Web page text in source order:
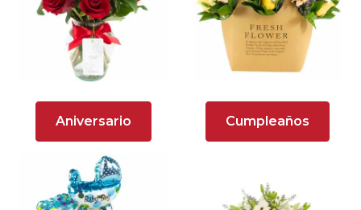
Aniversario Cumpleaños
Arreglos Florales en Florero
Arreglos florales en tono blanco
Arreglos florales en tono naranja
Arreglos florales en tono verde
Arreglos Florales para Aniversario